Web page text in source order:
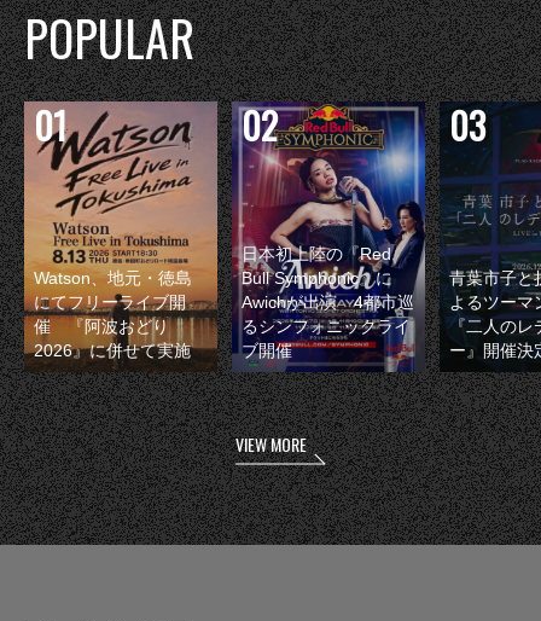
POPULAR
Watson、地元・徳島
にてフリーライブ開
催 『阿波おどり
2026』に併せて実施
日本初上陸の『Red
Bull Symphonic』に
Awichが出演 4都市巡
るシンフォニックライ
ブ開催
青葉市子と
よるツーマ
『二人のレ
ー』開催決
VIEW MORE